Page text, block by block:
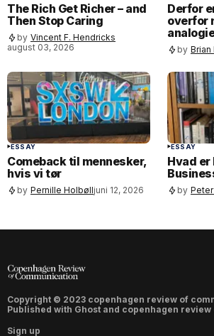
The Rich Get Richer – and
Then Stop Caring
by Vincent F. Hendricks
august 03, 2026
Derfor
overfor
by Brian
ESSAY
Comeback til mennesker,
hvis vi tør
by Pernille Holbølljuni 12, 2026
ESSAY
Hvad
by
Copyright © 2023 copenhagen review of
Published with Ghost and copenhagen
Sign up